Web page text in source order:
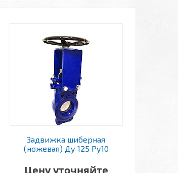
Задвижка шиберная
(ножевая) Ду 125 Ру10
Цену уточняйте